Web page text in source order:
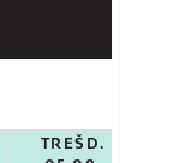
TREŠD.